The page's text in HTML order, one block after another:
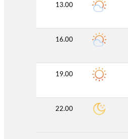
13.00
16.00
19.00
22.00